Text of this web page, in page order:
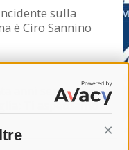
sulla
è Ciro Sannino
anni senza Angela
Ti aspettiamo